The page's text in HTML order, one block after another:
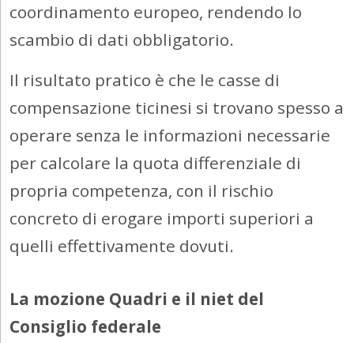
coordinamento europeo, rendendo lo
scambio di dati obbligatorio.
Il risultato pratico è che le casse di
compensazione ticinesi si trovano spesso a
operare senza le informazioni necessarie
per calcolare la quota differenziale di
propria competenza, con il rischio
concreto di erogare importi superiori a
quelli effettivamente dovuti.
La mozione Quadri e il niet del
Consiglio federale